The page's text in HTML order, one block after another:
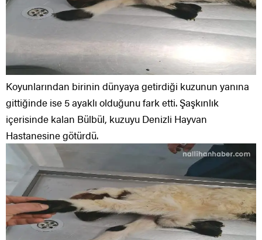
Koyunlarından birinin dünyaya getirdiği kuzunun yanına
gittiğinde ise 5 ayaklı olduğunu fark etti. Şaşkınlık
içerisinde kalan Bülbül, kuzuyu Denizli Hayvan
Hastanesine götürdü.